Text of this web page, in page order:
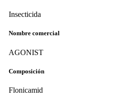
Insecticida
Nombre comercial
AGONIST
Composición
Flonicamid